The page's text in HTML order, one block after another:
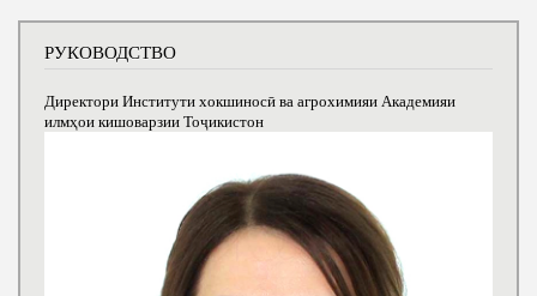
РУКОВОДСТВО
Директори Институти хокшиносӣ ва агрохимияи Академияи
илмҳои кишоварзии Тоҷикистон